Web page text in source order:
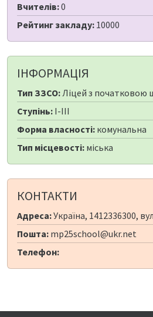
Вчителів:0
Рейтинг закладу: 10000
ІНФОРМАЦІЯ
Тип ЗЗСО:Ліцей з початковою
Ступінь: I-III
Форма власності: комунальна
Тип місцевості: міська
КОНТАКТИ
Адреса:Україна, 1412336300,
Пошта: mp25school@ukr.net
Телефон: